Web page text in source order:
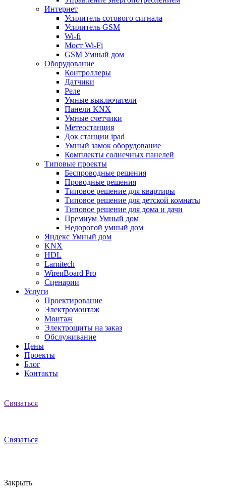
Интернет
Усилитель сотового сигнала
Усилитель GSM
Wi-fi
Мост Wi-Fi
GSM Умный дом
Оборудование
Контроллеры
Датчики
Реле
Умные выключатели
Панели KNX
Умные счетчики
Метеостанция
Док станции ipad
Умный замок оборудование
Комплекты солнечных панелей
Типовые проекты
Беспроводные решения
Проводные решения
Типовое решение для квартиры
Типовое решение для детской комнаты
Типовое решение для дома и дачи
Премиум Умный дом
Недорогой умный дом
Яндекс Умный дом
KNX
HDL
Larnitech
WirenBoard Pro
Сценарии
Услуги
Проектирование
Электромонтаж
Монтаж
Электрощиты на заказ
Обслуживание
Цены
Проекты
Блог
Контакты
Связаться
Связаться
Закрыть